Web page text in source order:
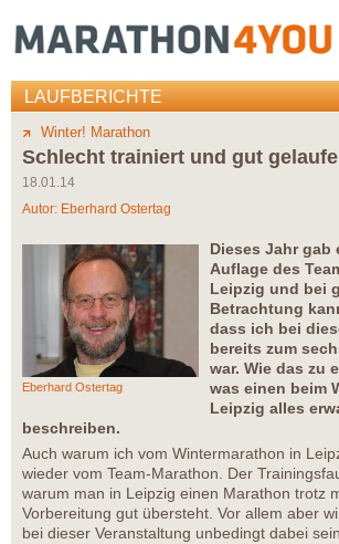
LAUFBERICHTE
Winter! Marathon
Schlecht trainiert und gut
18.01.14
Autor: Eberhard Ostertag
Eberhard Ostertag
Dieses Jahr gab
Auflage des
Leipzig und bei
Betrachtung
dass ich bei
bereits zum
war. Wie das zu
was einen beim
Leipzig alles
beschreiben.
Auch warum ich vom Wintermarathon in
wieder vom Team-Marathon. Der
warum man in Leipzig einen Marathon trotz
Vorbereitung gut übersteht. Vor allem aber
bei dieser Veranstaltung unbedingt dabei